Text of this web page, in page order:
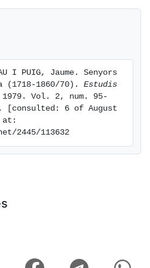
des del segle XV al XIX,
canvis substancials...
I PUIG, Jaume. Senyors
(1718-1860/70). Estudis
Vol. 2, num. 95-
[consulted: 6 of August
at:
2445/113632